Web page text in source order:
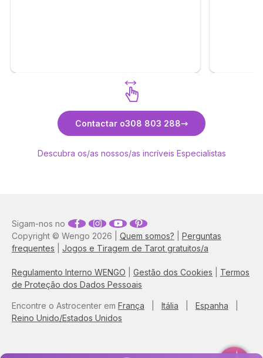
Contactar o308 803 288
Descubra os/as nossos/as incríveis Especialistas
Copyright © Wengo 2026 | Quem somos?
Perguntas
frequentes
Jogos e Tiragem de Tarot gratuitos/a
Regulamento Interno WENGO Gestão dos Cookies
Termos
de Proteção dos Dados Pessoais
Sigam-nos no
Encontre o Astrocenter em França Itália Espanha
Reino Unido/Estados Unidos